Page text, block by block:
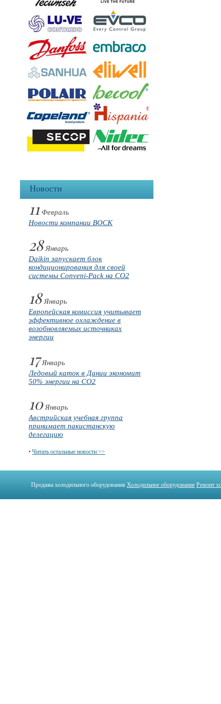
Новости
11 Февраль
Новости компании BOCK
28Январь
Daikin запускает блок
кондиционирования для своей
системы Conveni-Pack на CO2
18Январь
Европейская комиссия учитывает
эффективное охлаждение в
возобновляемых источниках
энергии
17Январь
Ледовый каток в Дании экономит
50% энергии на CO2
10Январь
Австрийская учебная группа
принимает пакистанскую
делегацию
• Читать остальные новости >>
Продажа холодильного оборудования Холодильное оборудование Ремонт